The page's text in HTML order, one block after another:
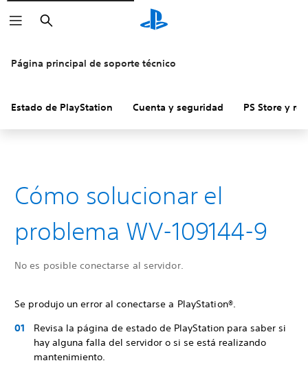
Buscar
Página principal de soporte técnico
Estado de PlayStation Cuenta y seguridad PS Store y
Cómo solucionar el
problema WV-109144-9
No es posible conectarse al servidor.
Se produjo un error al conectarse a PlayStation®.
Revisa la página de estado de PlayStation para saber si
hay alguna falla del servidor o si se está realizando
mantenimiento.